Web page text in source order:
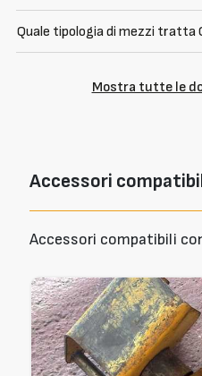
Quale tipologia di mezzi tratta
Mostra tutte le
Accessori
Accessori compatibili